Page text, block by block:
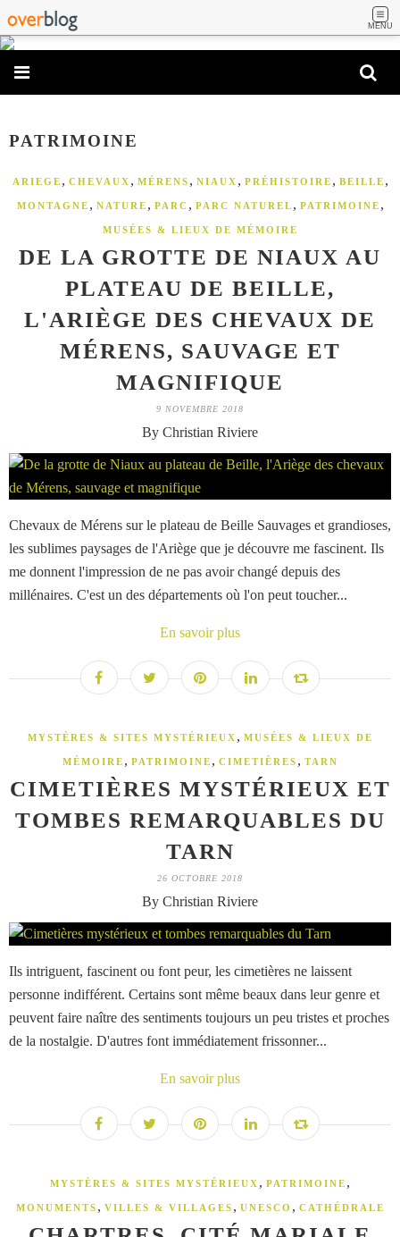
MENU
PATRIMOINE
ARIEGE , CHEVAUX , MÉRENS , NIAUX , PRÉHISTOIRE , BEILLE ,
MONTAGNE , NATURE , PARC , PARC NATUREL , PATRIMOINE ,
MUSÉES & LIEUX DE MÉMOIRE
DE LA GROTTE DE NIAUX AU
PLATEAU DE BEILLE,
L'ARIÈGE DES CHEVAUX DE
MÉRENS, SAUVAGE ET
MAGNIFIQUE
9 NOVEMBRE 2018
By Christian Riviere
Chevaux de Mérens sur le plateau de Beille Sauvages et grandioses,
les sublimes paysages de l'Ariège que je découvre me fascinent. Ils
me donnent l'impression de ne pas avoir changé depuis des
millénaires. C'est un des départements où l'on peut toucher...
En savoir plus
MYSTÈRES & SITES MYSTÉRIEUX , MUSÉES & LIEUX DE
MÉMOIRE , PATRIMOINE , CIMETIÈRES , TARN
CIMETIÈRES MYSTÉRIEUX ET
TOMBES REMARQUABLES DU
TARN
26 OCTOBRE 2018
By Christian Riviere
Ils intriguent, fascinent ou font peur, les cimetières ne laissent
personne indifférent. Certains sont même beaux dans leur genre et
peuvent faire naître des sentiments toujours un peu tristes et proches
de la nostalgie. D'autres font immédiatement frissonner...
En savoir plus
MYSTÈRES & SITES MYSTÉRIEUX , PATRIMOINE ,
MONUMENTS , VILLES & VILLAGES , UNESCO , CATHÉDRALE